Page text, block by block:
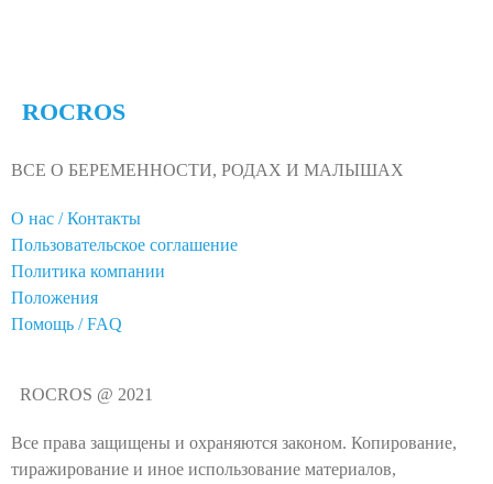
ROCROS
ВСЕ О БЕРЕМЕННОСТИ, РОДАХ И МАЛЫШАХ
О нас / Контакты
Пользовательское соглашение
Политика компании
Положения
Помощь / FAQ
ROCROS @ 2021
Все права защищены и охраняются законом. Копирование,
тиражирование и иное использование материалов,